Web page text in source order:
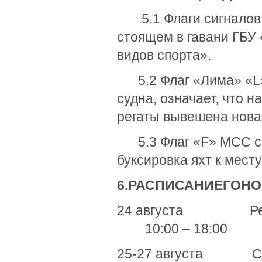
5.1 Флаги сигналов
стоящем в гавани ГБУ
видов спорта».
5.2 Флаг «Лима»
судна, означает, что
регаты вывешена
5.3 Флаг «F» МСС с
буксировка яхт к
6.РАСПИСАНИЕ
24 августа
10:00 –
25-27 августа